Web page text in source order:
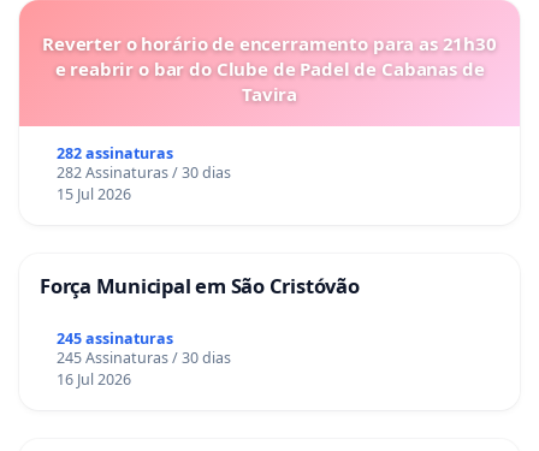
Reverter o horário de encerramento para as 21h30
e reabrir o bar do Clube de Padel de Cabanas de
Tavira
282 assinaturas
282 Assinaturas / 30 dias
15 Jul 2026
Força Municipal em São Cristóvão
245 assinaturas
245 Assinaturas / 30 dias
16 Jul 2026